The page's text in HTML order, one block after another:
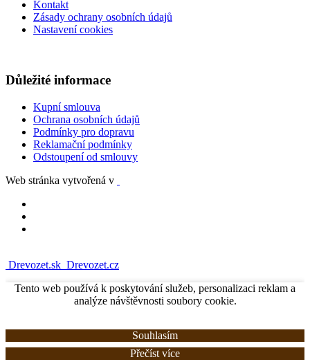
Kontakt
Zásady ochrany osobních údajů
Nastavení cookies
Důležité informace
Kupní smlouva
Ochrana osobních údajů
Podmínky pro dopravu
Reklamační podmínky
Odstoupení od smlouvy
Web stránka vytvořená v
Drevozet.sk Drevozet.cz
Tento web používá k poskytování služeb, personalizaci reklam a
analýze návštěvnosti soubory cookie.
Souhlasím
Přečíst více